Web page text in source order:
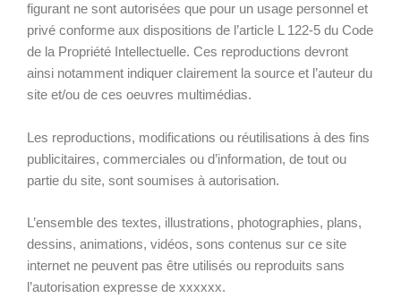
figurant ne sont autorisées que pour un usage personnel et
privé conforme aux dispositions de l’article L 122-5 du Code
de la Propriété Intellectuelle. Ces reproductions devront
ainsi notamment indiquer clairement la source et l’auteur du
site et/ou de ces oeuvres multimédias.
Les reproductions, modifications ou réutilisations à des fins
publicitaires, commerciales ou d’information, de tout ou
partie du site, sont soumises à autorisation.
L’ensemble des textes, illustrations, photographies, plans,
dessins, animations, vidéos, sons contenus sur ce site
internet ne peuvent pas être utilisés ou reproduits sans
l’autorisation expresse de xxxxxx.